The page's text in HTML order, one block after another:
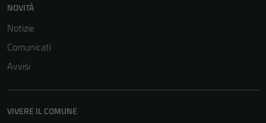
NOVITÀ
Notizie
Comunicati
Avvisi
VIVERE IL COMUNE